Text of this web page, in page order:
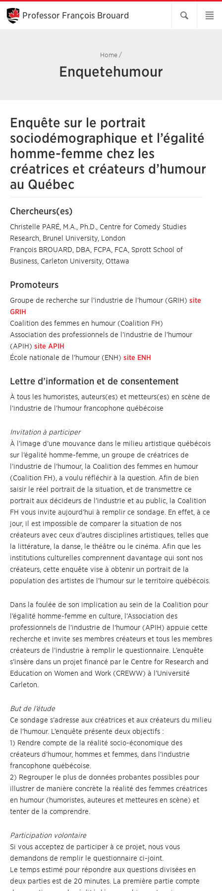
Skip
Main
Content
Professor François Brouard
Home /
Enquetehumour
Enquête sur le portrait
sociodémographique et l’égalité
homme-femme chez les
créatrices et créateurs d’humour
au Québec
Chercheurs(es)
Christelle PARÉ, M.A., Ph.D., Centre for Comedy Studies
Research, Brunel University, London
François BROUARD, DBA, FCPA, FCA, Sprott School of
Business, Carleton University, Ottawa
Promoteurs
Groupe de recherche sur l’industrie de l’humour (GRIH) site
GRIH
Coalition des femmes en humour (Coalition FH)
Association des professionnels de l’industrie de l’humour
(APIH) site APIH
École nationale de l’humour (ENH) site ENH
Lettre d’information et de consentement
À tous les humoristes, auteurs(es) et metteurs(es) en scène de
l’industrie de l’humour francophone québécoise
Invitation à participer
À l’image d’une mouvance dans le milieu artistique québécois
sur l’égalité homme-femme, un groupe de créatrices de
l’industrie de l’humour, la Coalition des femmes en humour
(Coalition FH), a voulu réfléchir à la question. Afin de bien
saisir le réel portrait de la situation, et de transmettre ce
portrait aux décideurs de l’industrie et au public, la Coalition
FH vous invite aujourd’hui à remplir ce sondage. En effet, à ce
jour, il est impossible de comparer la situation de nos
créateurs avec ceux d’autres disciplines artistiques, telles que
la littérature, la danse, le théâtre ou le cinéma. Afin que les
institutions culturelles comprennent davantage qui sont nos
créateurs, cette enquête vise à obtenir un portrait de la
population des artistes de l’humour sur le territoire québécois.
Dans la foulée de son implication au sein de la Coalition pour
l’égalité homme-femme en culture, l’Association des
professionnels de l’industrie de l‘humour (APIH) appuie cette
recherche et invite ses membres créateurs et tous les membres
créateurs de l’industrie à remplir le questionnaire. L’enquête
s’insère dans un projet financé par le Centre for Research and
Education on Women and Work (CREWW) à l’Université
Carleton.
But de l’étude
Ce sondage s’adresse aux créatrices et aux créateurs du milieu
de l’humour. L’enquête présente deux objectifs :
1) Rendre compte de la réalité socio-économique des
créateurs d’humour, hommes et femmes, dans l’industrie
francophone québécoise.
2) Regrouper le plus de données probantes possibles pour
illustrer de manière concrète la réalité des femmes créatrices
en humour (humoristes, auteures et metteures en scène) et
tenter de la comprendre.
Participation volontaire
Si vous acceptez de participer à ce projet, nous vous
demandons de remplir le questionnaire ci-joint.
Le temps estimé pour répondre aux questions divisées en
deux parties est de 20 minutes. La première partie compte